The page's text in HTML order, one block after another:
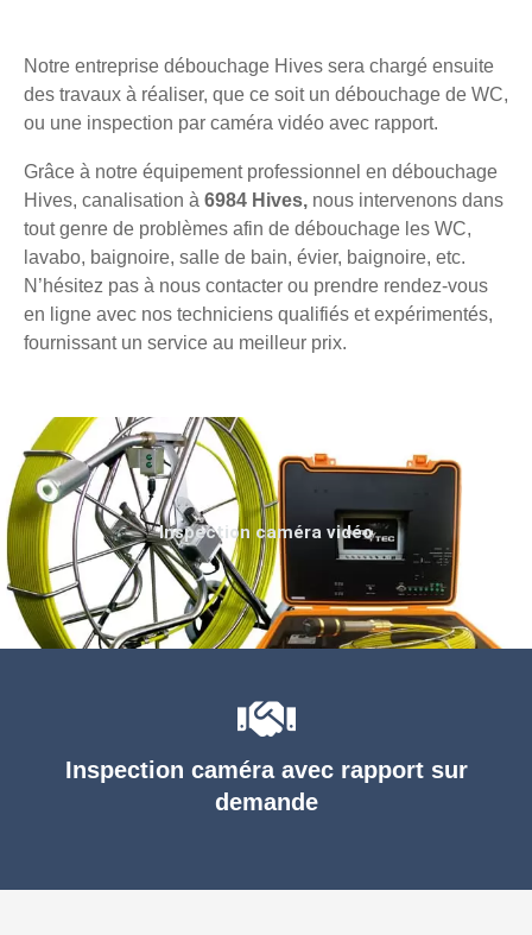
Notre entreprise débouchage Hives sera chargé ensuite
des travaux à réaliser, que ce soit un débouchage de WC,
ou une inspection par caméra vidéo avec rapport.
Grâce à notre équipement professionnel en débouchage
Hives, canalisation à 6984 Hives, nous intervenons dans
tout genre de problèmes afin de débouchage les WC,
lavabo, baignoire, salle de bain, évier, baignoire, etc.
N’hésitez pas à nous contacter ou prendre rendez-vous
en ligne avec nos techniciens qualifiés et expérimentés,
fournissant un service au meilleur prix.
Inspection caméra avec rapport sur
demande
Inspection caméra vidéo